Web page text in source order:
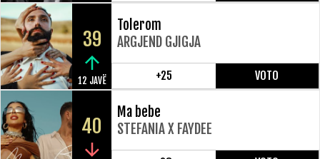
39
12 JAVË
Tolerom
ARGJEND GJIGJA
+25 VOTO
40
Ma bebe
STEFANIA X FAYDEE